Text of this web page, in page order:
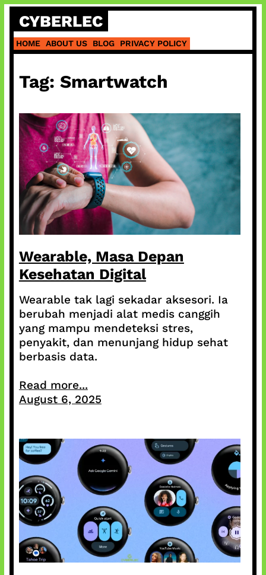
Skip
content
CYBERLEC
HOME ABOUT US BLOG PRIVACY POLICY
Tag: Smartwatch
Wearable, Masa Depan
Kesehatan Digital
Wearable tak lagi sekadar aksesori. Ia
berubah menjadi alat medis canggih
yang mampu mendeteksi stres,
penyakit, dan menunjang hidup sehat
berbasis data.
Read more...
August 6, 2025